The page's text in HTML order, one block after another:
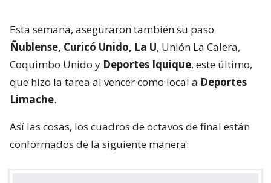
Esta semana, aseguraron también su paso
Ñublense, Curicó Unido, La U, Unión La Calera,
Coquimbo Unido y Deportes Iquique, este último,
que hizo la tarea al vencer como local a Deportes
Limache.
Así las cosas, los cuadros de octavos de final están
conformados de la siguiente manera: